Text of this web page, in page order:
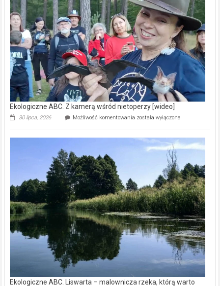
prawdziwy
skarb
natury
[wideo]
Ekologiczne ABC. Z kamerą wśród nietoperzy [wideo]
30 lipca, 2026 Możliwość komentowania Ekologiczne
kamerą
wśród
została wyłączona
Ekologiczne ABC. Liswarta – malownicza rzeka, którą warto